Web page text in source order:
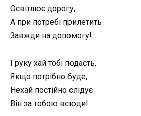
Освітлює дорогу,
А при потребі прилетить
Завжди на допомогу!
І руку хай тобі подасть,
Якщо потрібно буде,
Нехай постійно слідує
Він за тобою всюди!